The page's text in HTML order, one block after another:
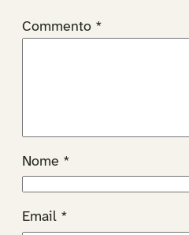
Commento *
Nome *
Email *